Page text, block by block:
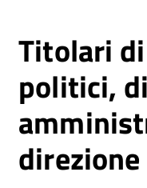
Titolari
politici, di